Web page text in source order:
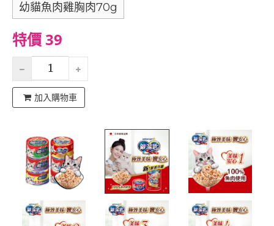
幼貓魚肉雞胸肉70g
特價 39
加入購物車